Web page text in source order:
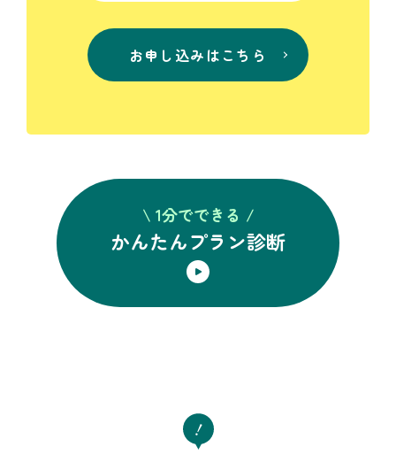
お申し込みはこちら
\ 1分でできる /
かんたんプラン診断